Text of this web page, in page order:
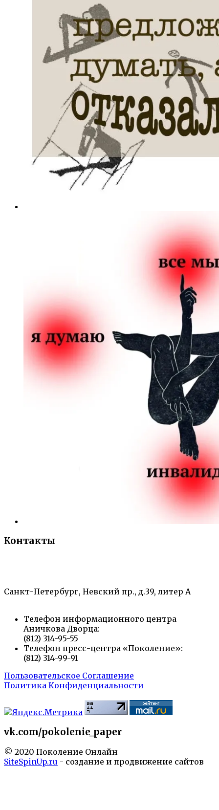
Контакты
Санкт-Петербург, Невский пр., д.39, литер А
Телефон информационного центра
Аничкова Дворца:
(812) 314-95-55
Телефон пресс-центра «Поколение»:
(812) 314-99-91
Пользовательское Соглашение
Политика Конфиденциальности
vk.com/pokolenie_paper
© 2020 Поколение Онлайн
SiteSpinUp.ru - создание и продвижение сайтов